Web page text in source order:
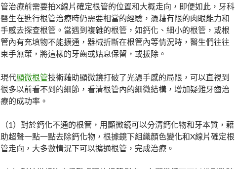
管治療前需要拍X線片確定根管的位置和大概走向，即便如此，牙科
醫生在進行根管治療時仍需要相當的經驗，憑藉有限的肉眼能力和
手感去探查根管。當遇到複雜的根管，如鈣化、細小的根管，或根
管內有充填物不能擴通，器械折斷在根管內等情況時，醫生們往往
束手無策，將這樣的牙齒或姑息保留，或拔除。
現代顯微根管技術藉助顯微鏡打破了光憑手感的局限，可以直視到
很多以前看不到的細節，看清根管內的細微結構，增加疑難牙齒治
療的成功率。
（1）對於鈣化不通的根管，用顯微鏡可以分清鈣化物和牙本質，藉
助超聲一點一點去除鈣化物，根據鏡下組織顏色變化和X線片確定根
管走向，大多數情況下可以擴通根管，完成治療。